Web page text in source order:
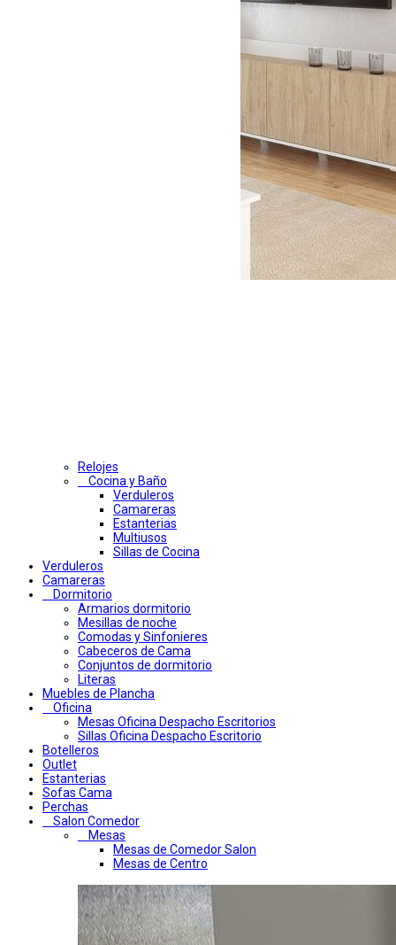
Relojes
Cocina y Baño
Verduleros
Camareras
Estanterias
Multiusos
Sillas de Cocina
Verduleros
Camareras
Dormitorio
Armarios dormitorio
Mesillas de noche
Comodas y Sinfonieres
Cabeceros de Cama
Conjuntos de dormitorio
Literas
Muebles de Plancha
Oficina
Mesas Oficina Despacho Escritorios
Sillas Oficina Despacho Escritorio
Botelleros
Outlet
Estanterias
Sofas Cama
Perchas
Salon Comedor
Mesas
Mesas de Comedor Salon
Mesas de Centro